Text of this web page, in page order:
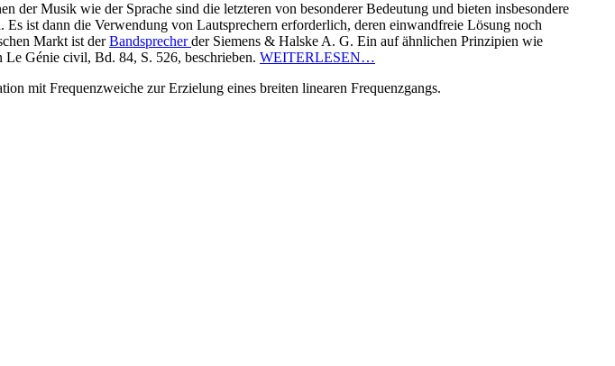
der Musik wie der Sprache sind die letzteren von besonderer Bedeutung und bieten insbesondere
ist dann die Verwendung von Lautsprechern erforderlich, deren einwandfreie Lösung noch
Markt ist derBandsprecherder Siemens & Halske A. G. Ein auf ähnlichen Prinzipien wie
Le Génie civil, Bd. 84, S. 526, beschrieben. WEITERLESEN…
mit Frequenzweiche zur Erzielung eines breiten linearen Frequenzgangs.